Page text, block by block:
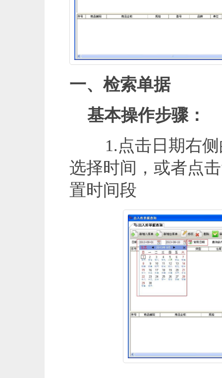
一、检索单据
基本操作步骤：
1.点击日期右侧
选择时间，或者点
置时间段